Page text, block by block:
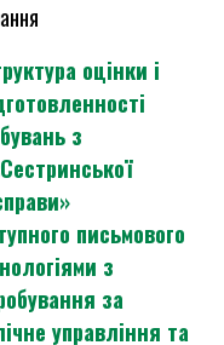
оцінки і
з
письмового
з
за
управління та